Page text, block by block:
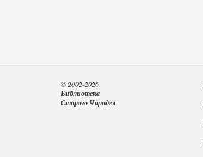
© 2002-2026
Библиотека
Старого Чародея